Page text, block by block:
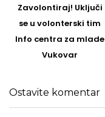
post
Zavolontiraj! Uključi
se u volonterski tim
Info centra za mlade
Vukovar
Ostavite komentar